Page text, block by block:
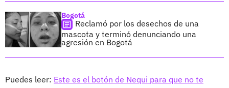
Bogotá
Reclamó por los desechos de una
mascota y terminó denunciando una
agresión en Bogotá
Puedes leer: Este es el botón de Nequi para que no te